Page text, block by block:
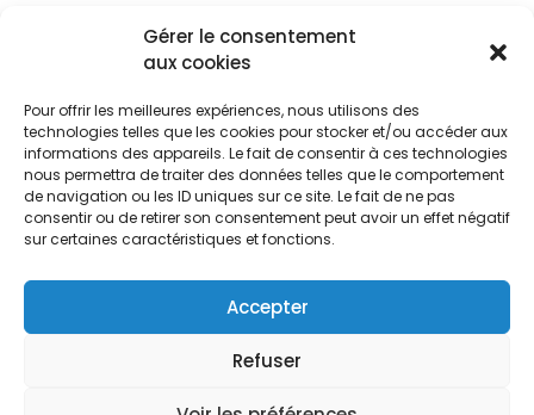
Gérer le consentement
aux cookies
Pour offrir les meilleures expériences, nous utilisons des
technologies telles que les cookies pour stocker et/ou accéder aux
informations des appareils. Le fait de consentir à ces technologies
nous permettra de traiter des données telles que le comportement
de navigation ou les ID uniques sur ce site. Le fait de ne pas
consentir ou de retirer son consentement peut avoir un effet négatif
sur certaines caractéristiques et fonctions.
Accepter
Refuser
Nous joindre
Tél. 450 546-2703
Restez informés
Abonnez-vous aux alertes municipales
Je m'abonne